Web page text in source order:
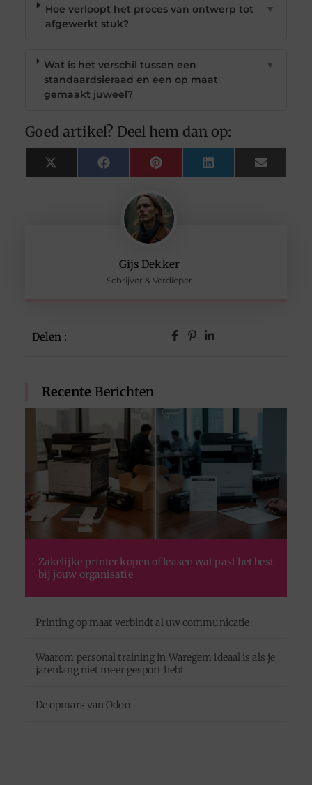
Gijs Dekker
Schrijver & Verdieper
Delen :
Recente Berichten
Zakelijke printer kopen of leasen wat past het best
bij jouw organisatie
Printing op maat verbindt al uw communicatie
Waarom personal training in Waregem ideaal is als je
jarenlang niet meer gesport hebt
De opmars van Odoo
Hoe verloopt het proces van ontwerp tot
afgewerkt stuk?
▼
Wat is het verschil tussen een
standaardsieraad en een op maat
gemaakt juweel?
▼
Goed artikel? Deel hem dan op:
X
(Twitter)
FacebookPinterest LinkedIn Email